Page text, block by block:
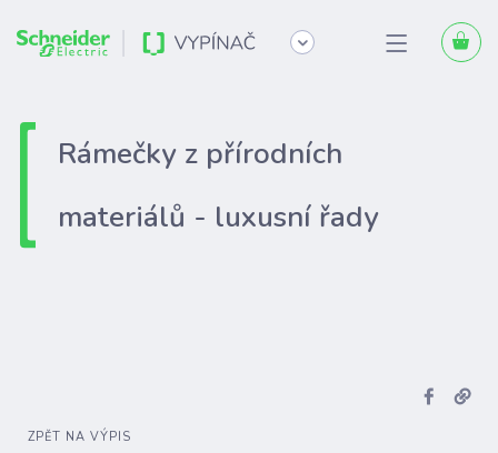
Rámečky z přírodních
materiálů - luxusní řady
ZPĚT NA VÝPIS